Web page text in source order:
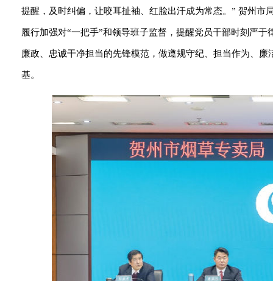
提醒，及时纠偏，让咬耳扯袖、红脸出汗成为常态。” 贺州
履行加强对“一把手”和领导班子监督，提醒党员干部时刻严
廉政、忠诚干净担当的先锋模范，做遵规守纪、担当作为、
基。